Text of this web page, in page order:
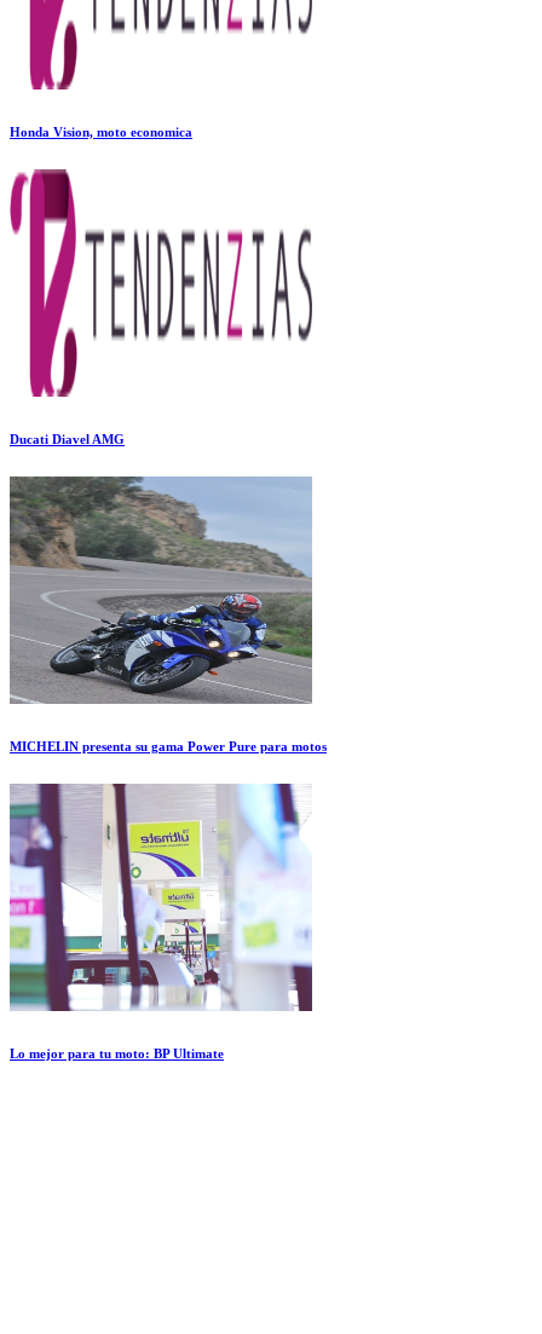
Honda Vision, moto economica
Ducati Diavel AMG
MICHELIN presenta su gama Power Pure para motos
Lo mejor para tu moto: BP Ultimate